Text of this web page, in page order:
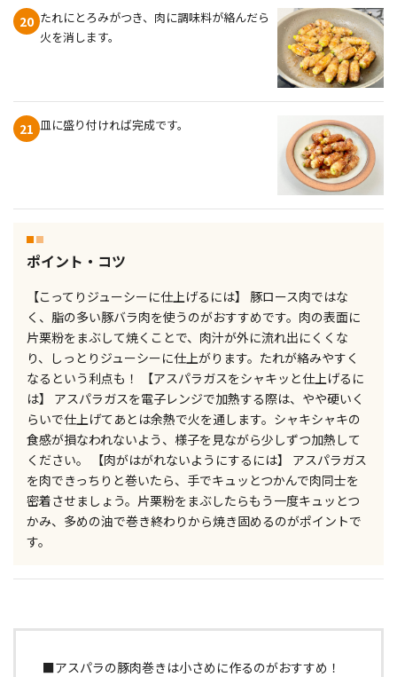
20 たれにとろみがつき、肉に調味料が絡んだら
火を消します。
21 皿に盛り付ければ完成です。
ポイント・コツ
【こってりジューシーに仕上げるには】 豚ロース肉ではな
く、脂の多い豚バラ肉を使うのがおすすめです。肉の表面に
片栗粉をまぶして焼くことで、肉汁が外に流れ出にくくな
り、しっとりジューシーに仕上がります。たれが絡みやすく
なるという利点も！ 【アスパラガスをシャキッと仕上げるに
は】 アスパラガスを電子レンジで加熱する際は、やや硬いく
らいで仕上げてあとは余熱で火を通します。シャキシャキの
食感が損なわれないよう、様子を見ながら少しずつ加熱して
ください。 【肉がはがれないようにするには】 アスパラガス
を肉できっちりと巻いたら、手でキュッとつかんで肉同士を
密着させましょう。片栗粉をまぶしたらもう一度キュッとつ
かみ、多めの油で巻き終わりから焼き固めるのがポイントで
す。
■アスパラの豚肉巻きは小さめに作るのがおすすめ！